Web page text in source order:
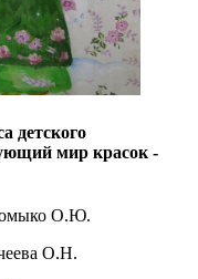
детского
мир красок -
О.Ю.
О.Н.